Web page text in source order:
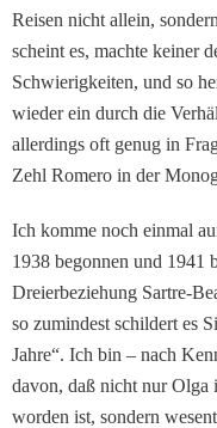
Reisen nicht allein,
scheint es, machte keiner
Schwierigkei­ten, und so
wieder ein durch die
allerdings oft genug in
Zehl Romero in der
Ich komme noch einmal
1938 begonnen und 1941
Dreierbeziehung Sartre-
so zumindest schildert es
Jahre“. Ich bin – nach
davon, daß nicht nur Olga
worden ist, sondern